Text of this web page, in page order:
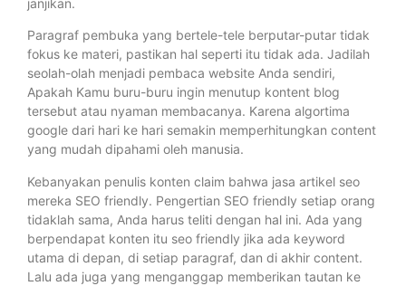
janjikan.
Paragraf pembuka yang bertele-tele berputar-putar tidak
fokus ke materi, pastikan hal seperti itu tidak ada. Jadilah
seolah-olah menjadi pembaca website Anda sendiri,
Apakah Kamu buru-buru ingin menutup kontent blog
tersebut atau nyaman membacanya. Karena algortima
google dari hari ke hari semakin memperhitungkan content
yang mudah dipahami oleh manusia.
Kebanyakan penulis konten claim bahwa jasa artikel seo
mereka SEO friendly. Pengertian SEO friendly setiap orang
tidaklah sama, Anda harus teliti dengan hal ini. Ada yang
berpendapat konten itu seo friendly jika ada keyword
utama di depan, di setiap paragraf, dan di akhir content.
Lalu ada juga yang menganggap memberikan tautan ke